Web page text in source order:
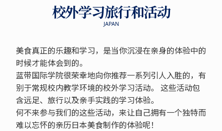
校外学习旅行和活动
JAPAN
美食真正的乐趣和学习，是当你沉浸在亲身的体验中的
时候才能体会到的。
蓝带国际学院很荣幸地向你推荐一系列引人入胜的，有
别于常规校内教学环境的校外学习活动。 这些活动包
含远足、旅行以及亲手实践的学习体验。
何不来参与我们的这些活动，来让自己拥有一个独特而
难以忘怀的亲历日本美食制作的体验呢！